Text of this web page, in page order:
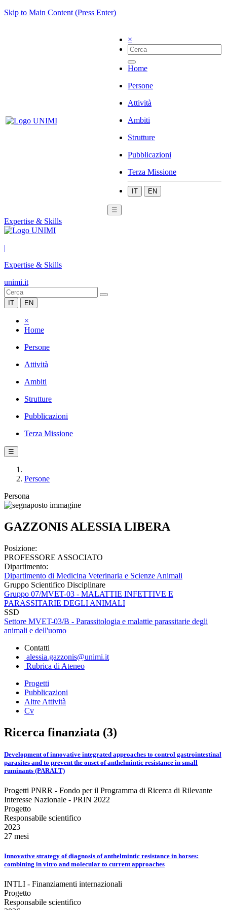
Skip to Main Content (Press Enter)
×
Home
Persone
Attività
Ambiti
Strutture
Pubblicazioni
Terza Missione
IT EN
☰
Expertise & Skills
|
Expertise & Skills
unimi.it
IT EN
×
Home
Persone
Attività
Ambiti
Strutture
Pubblicazioni
Terza Missione
☰
Persone
Persona
GAZZONIS ALESSIA LIBERA
Posizione:
PROFESSORE ASSOCIATO
Dipartimento:
Dipartimento di Medicina Veterinaria e Scienze Animali
Gruppo Scientifico Disciplinare
Gruppo 07/MVET-03 - MALATTIE INFETTIVE E
PARASSITARIE DEGLI ANIMALI
SSD
Settore MVET-03/B - Parassitologia e malattie parassitarie degli
animali e dell'uomo
Contatti
alessia.gazzonis@unimi.it
Rubrica di Ateneo
Progetti
Pubblicazioni
Altre Attività
Cv
Ricerca finanziata (3)
Development of innovative integrated approaches to control gastrointestinal
parasites and to prevent the onset of anthelmintic resistance in small
ruminants (PARALT)
Progetti PNRR - Fondo per il Programma di Ricerca di Rilevante
Interesse Nazionale - PRIN 2022
Progetto
Responsabile scientifico
2023
27 mesi
Innovative strategy of diagnosis of anthelmintic resistance in horses:
combining in vitro and molecular to current approaches
INTLI - Finanziamenti internazionali
Progetto
Responsabile scientifico